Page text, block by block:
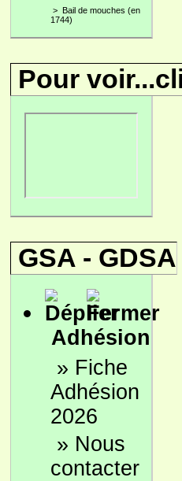
> Bail de mouches (en
1744)
Pour
GSA - GDSA
Adhésion
» Fiche
Adhésion
2026
» Nous
contacter